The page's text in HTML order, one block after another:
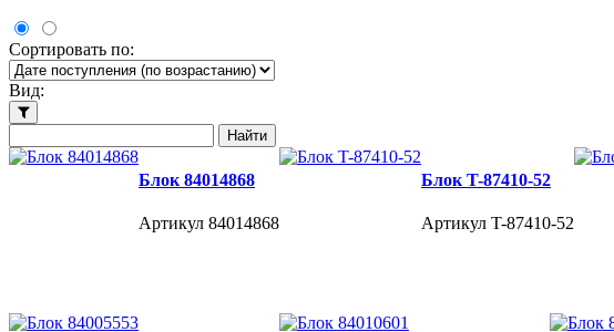
Сортировать по:
Вид:
Блок 84014868
Артикул 84014868
Блок T-87410-52
Артикул T-87410-52